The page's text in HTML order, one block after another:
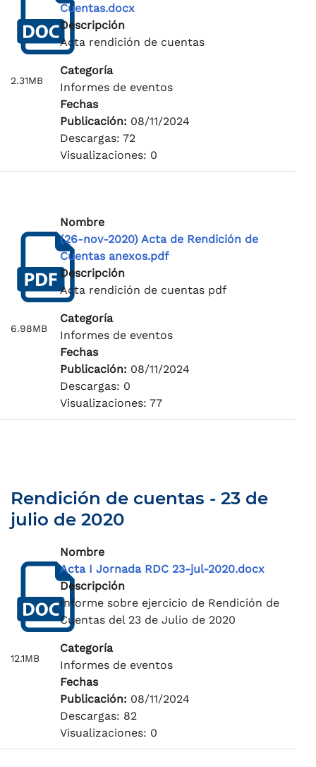
2.31MB
Cuentas.docx
Descripción
Acta rendición de cuentas
Categoría
Informes de eventos
Fechas
Publicación: 08/11/2024
Descargas: 72
Visualizaciones: 0
6.98MB
Nombre
(26-nov-2020) Acta de Rendición de
Cuentas anexos.pdf
Descripción
Acta rendición de cuentas pdf
Categoría
Informes de eventos
Fechas
Publicación: 08/11/2024
Descargas: 0
Visualizaciones: 77
Rendición de cuentas - 23 de
julio de 2020
12.1MB
Nombre
Acta I Jornada RDC 23-jul-2020.docx
Descripción
Informe sobre ejercicio de Rendición de
Cuentas del 23 de Julio de 2020
Categoría
Informes de eventos
Fechas
Publicación: 08/11/2024
Descargas: 82
Visualizaciones: 0